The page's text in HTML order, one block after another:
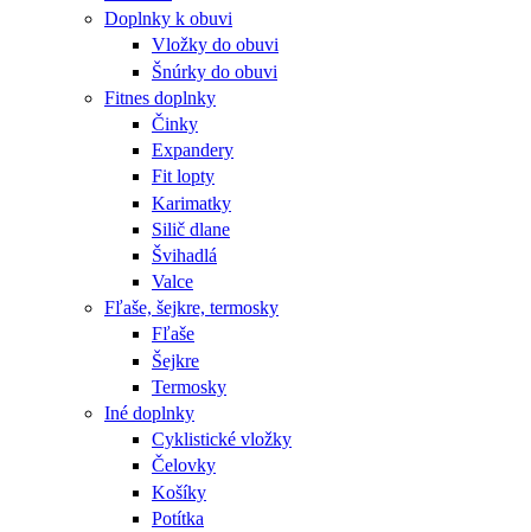
Doplnky k obuvi
Vložky do obuvi
Šnúrky do obuvi
Fitnes doplnky
Činky
Expandery
Fit lopty
Karimatky
Silič dlane
Švihadlá
Valce
Fľaše, šejkre, termosky
Fľaše
Šejkre
Termosky
Iné doplnky
Cyklistické vložky
Čelovky
Košíky
Potítka